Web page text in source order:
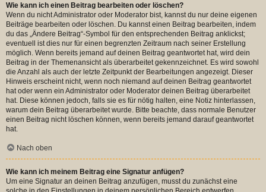
Wie kann ich einen Beitrag bearbeiten oder löschen?
Wenn du nicht Administrator oder Moderator bist, kannst du nur deine eigenen
Beiträge bearbeiten oder löschen. Du kannst einen Beitrag bearbeiten, indem
du das „Ändere Beitrag“-Symbol für den entsprechenden Beitrag anklickst;
eventuell ist dies nur für einen begrenzten Zeitraum nach seiner Erstellung
möglich. Wenn bereits jemand auf deinen Beitrag geantwortet hat, wird dein
Beitrag in der Themenansicht als überarbeitet gekennzeichnet. Es wird sowohl
die Anzahl als auch der letzte Zeitpunkt der Bearbeitungen angezeigt. Dieser
Hinweis erscheint nicht, wenn noch niemand auf deinen Beitrag geantwortet
hat oder wenn ein Administrator oder Moderator deinen Beitrag überarbeitet
hat. Diese können jedoch, falls sie es für nötig halten, eine Notiz hinterlassen,
warum dein Beitrag überarbeitet wurde. Bitte beachte, dass normale Benutzer
einen Beitrag nicht löschen können, wenn bereits jemand darauf geantwortet
hat.
Nach oben
Wie kann ich meinem Beitrag eine Signatur anfügen?
Um eine Signatur an deinen Beitrag anzufügen, musst du zunächst eine